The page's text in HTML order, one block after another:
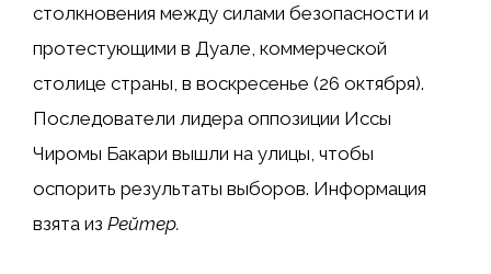
столкновения между силами безопасности и
протестующими в Дуале, коммерческой
столице страны, в воскресенье (26 октября).
Последователи лидера оппозиции Иссы
Чиромы Бакари вышли на улицы, чтобы
оспорить результаты выборов. Информация
взята из Рейтер.